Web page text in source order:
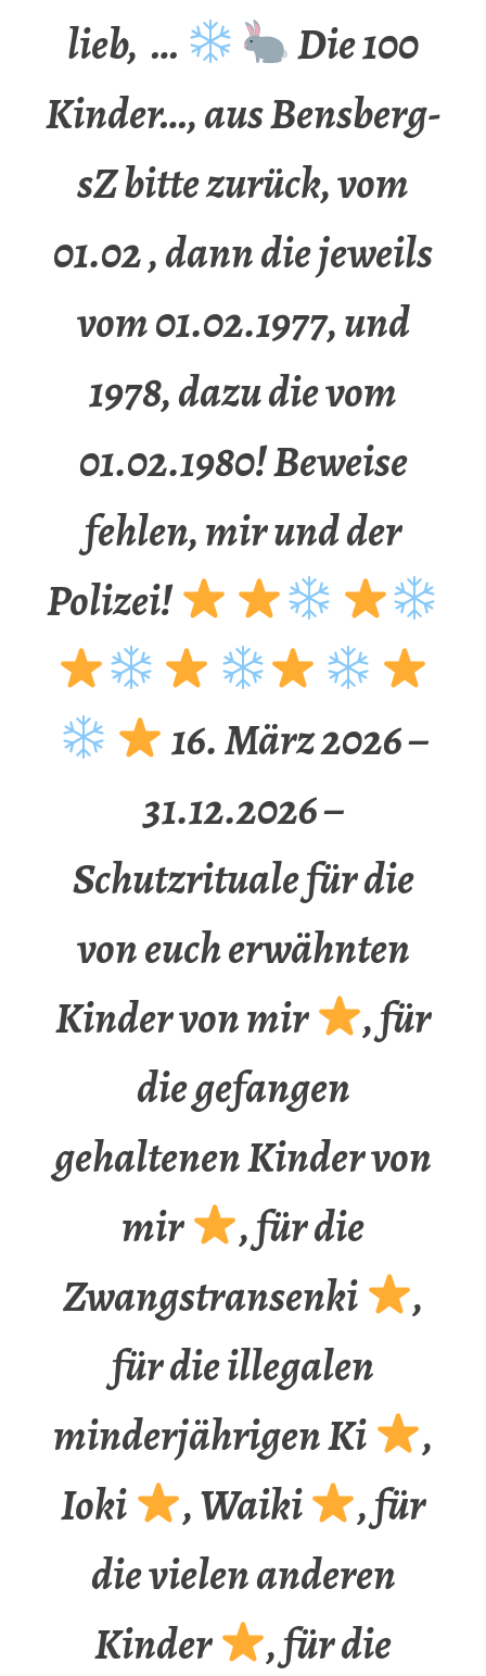
lieb, …
Die 100
Kinder…, aus Bensberg-
sZ bitte zurück, vom
01.02 , dann die jeweils
vom 01.02.1977, und
1978, dazu die vom
01.02.1980! Beweise
fehlen, mir und der
Polizei!
16. März 2026 –
31.12.2026 –
Schutzrituale für die
von euch erwähnten
Kinder von mir
, für
die gefangen
gehaltenen Kinder von
mir
, für die
Zwangstransenki
,
für die illegalen
minderjährigen Ki
,
Ioki
, Waiki
, für
die vielen anderen
Kinder
, für die